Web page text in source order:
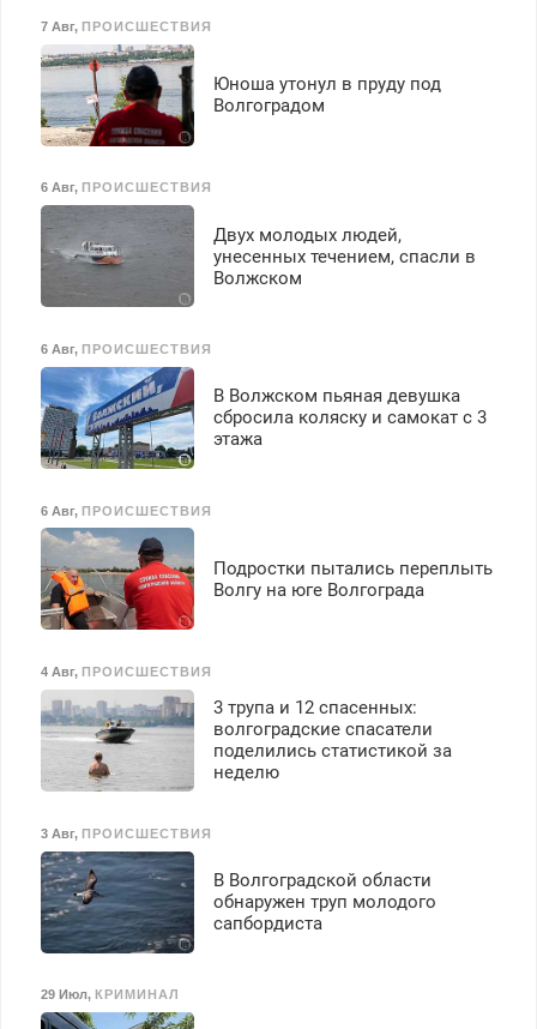
7 Авг, ПРОИСШЕСТВИЯ
Юноша утонул в пруду под
Волгоградом
6 Авг, ПРОИСШЕСТВИЯ
Двух молодых людей,
унесенных течением, спасли в
Волжском
6 Авг, ПРОИСШЕСТВИЯ
В Волжском пьяная девушка
сбросила коляску и самокат с 3
этажа
6 Авг, ПРОИСШЕСТВИЯ
Подростки пытались переплыть
Волгу на юге Волгограда
4 Авг, ПРОИСШЕСТВИЯ
3 трупа и 12 спасенных:
волгоградские спасатели
поделились статистикой за
неделю
3 Авг, ПРОИСШЕСТВИЯ
В Волгоградской области
обнаружен труп молодого
сапбордиста
29 Июл, КРИМИНАЛ